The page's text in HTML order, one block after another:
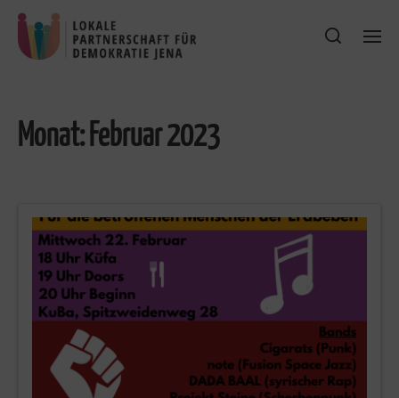
Monat: Februar 2023